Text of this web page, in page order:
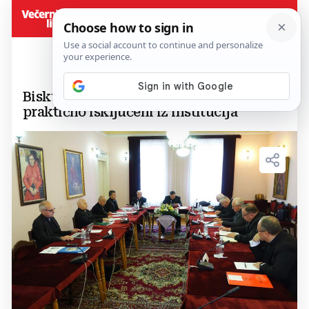
Biskupi upozorili: Hrvati u BiH
praktično isključeni iz institucija